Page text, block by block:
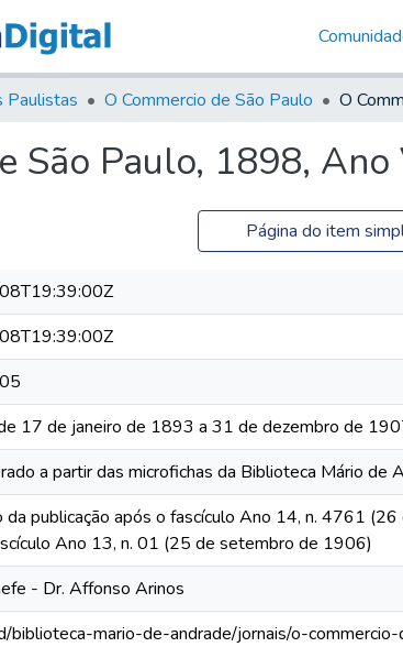
Paulistas O Commercio de São Paulo
São Paulo, 1898,
Página do item
17 de janeiro de 1893 a 31 de dezembro de
a partir das microfichas da Biblioteca Mário de
da publicação após o fascículo Ano 14, n. 4761
Ano 13, n. 01 (25 de setembro de 1906)
- Dr. Affonso Arinos
biblioteca-mario-de-andrade/jornais/o-